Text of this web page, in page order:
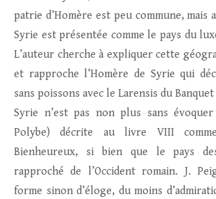
patrie d’Homère est peu commune, mais
Syrie est présentée comme le pays du
L’auteur cherche à expliquer cette
et rapproche l’Homère de Syrie qui
sans poissons avec le Larensis du
Syrie n’est pas non plus sans
Polybe) décrite au livre VIII
Bienheureux, si bien que le pays
rapproché de l’Occident romain. J.
forme sinon d’éloge, du moins